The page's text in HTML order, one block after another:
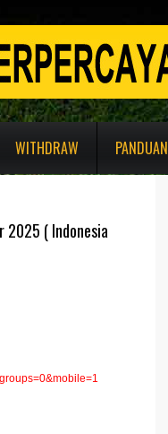
WITHDRAW PANDUAN
2025 ( Indonesia